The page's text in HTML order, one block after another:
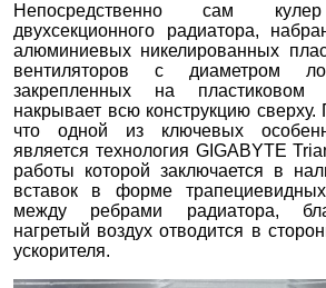
Непосредственно сам
двухсекционного радиатора,
алюминиевых никелированных
вентиляторов с диаметром
закрепленных на пластиковом
накрывает всю конструкцию
что одной из ключевых
является технология GIGABYTE
работы которой заключается в
вставок в форме трапециевидных
между ребрами радиатора,
нагретый воздух отводится в
ускорителя.